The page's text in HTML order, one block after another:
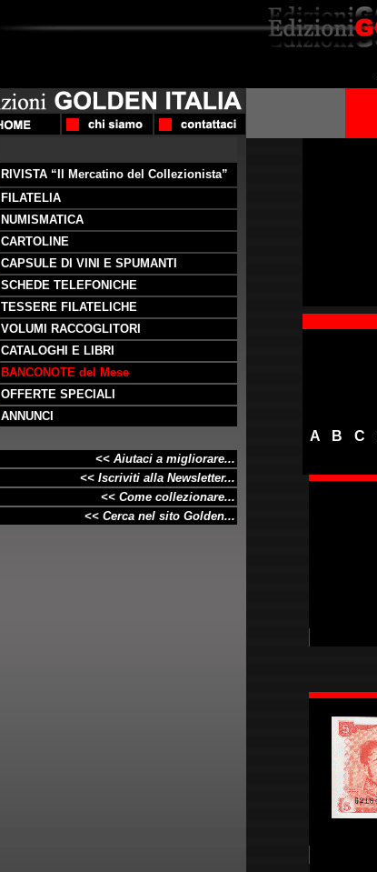
RIVISTA “Il Mercatino del Collezionista”
FILATELIA
NUMISMATICA
CARTOLINE
CAPSULE DI VINI E SPUMANTI
SCHEDE TELEFONICHE
TESSERE FILATELICHE
VOLUMI RACCOGLITORI
CATALOGHI E LIBRI
BANCONOTE del Mese
OFFERTE SPECIALI
ANNUNCI
<< Aiutaci a migliorare...
<< Iscriviti alla Newsletter...
<< Come collezionare...
<< Cerca nel sito Golden...
A B C